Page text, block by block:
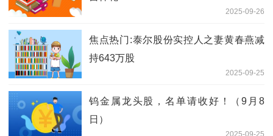
2025-09-26
焦点热门:泰尔股份实控人之妻黄春燕减
持643万股
2025-09-25
钨金属龙头股，名单请收好！（9月8
日）